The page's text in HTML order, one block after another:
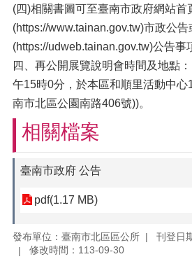
(四)相關書圖可至臺南市政府網站首
(https://www.tainan.gov.tw)市政公
(https://udweb.tainan.gov.tw)公告事
四、再公開展覽說明會時間及地點
午15時0分，於本區和順里活動中心
南市北區公園南路406號))。
相關檔案
臺南市政府 公告
pdf(1.17 MB)
發布單位：臺南市北區區公所
刊登日
修改時間：113-09-30